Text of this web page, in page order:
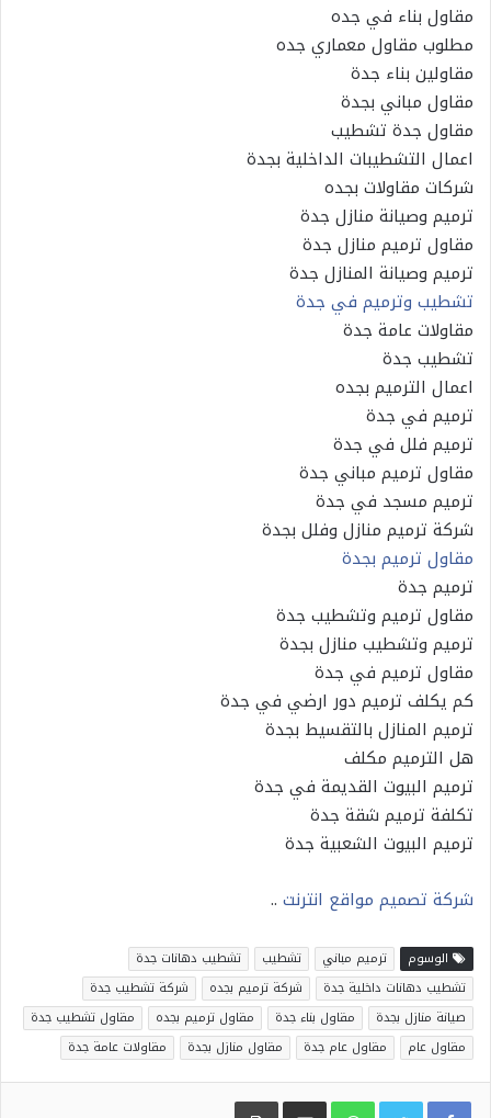
مقاول بناء في جده
مطلوب مقاول معماري جده
مقاولين بناء جدة
مقاول مباني بجدة
مقاول جدة تشطيب
اعمال التشطيبات الداخلية بجدة
شركات مقاولات بجده
ترميم وصيانة منازل جدة
مقاول ترميم منازل جدة
ترميم وصيانة المنازل جدة
تشطيب وترميم في جدة
مقاولات عامة جدة
تشطيب جدة
اعمال الترميم بجده
ترميم في جدة
ترميم فلل في جدة
مقاول ترميم مباني جدة
ترميم مسجد في جدة
شركة ترميم منازل وفلل بجدة
مقاول ترميم بجدة
ترميم جدة
مقاول ترميم وتشطيب جدة
ترميم وتشطيب منازل بجدة
مقاول ترميم في جدة
كم يكلف ترميم دور ارضي في جدة
ترميم المنازل بالتقسيط بجدة
هل الترميم مكلف
ترميم البيوت القديمة في جدة
تكلفة ترميم شقة جدة
ترميم البيوت الشعبية جدة
شركة تصميم مواقع انترنت ..
الوسوم ترميم مباني تشطيب
تشطيب دهانات جدة
تشطيب دهانات داخلية جدة
شركة ترميم بجده
شركة تشطيب جدة
صيانة منازل بجدة
مقاول بناء جدة مقاول ترميم بجده
مقاول تشطيب جدة
مقاول عام
مقاول عام جدة مقاول منازل بجدة مقاولات عامة جدة
WhatsApp
مشاركة عبر البريدطباعة